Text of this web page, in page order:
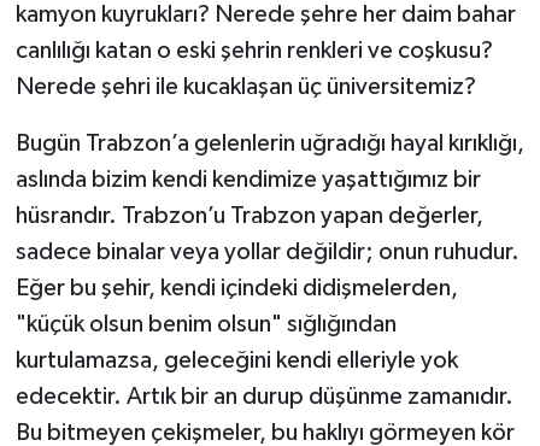
kamyon kuyrukları? Nerede şehre her daim bahar
canlılığı katan o eski şehrin renkleri ve coşkusu?
Nerede şehri ile kucaklaşan üç üniversitemiz?
Bugün Trabzon’a gelenlerin uğradığı hayal kırıklığı,
aslında bizim kendi kendimize yaşattığımız bir
hüsrandır. Trabzon’u Trabzon yapan değerler,
sadece binalar veya yollar değildir; onun ruhudur.
Eğer bu şehir, kendi içindeki didişmelerden,
"küçük olsun benim olsun" sığlığından
kurtulamazsa, geleceğini kendi elleriyle yok
edecektir. Artık bir an durup düşünme zamanıdır.
Bu bitmeyen çekişmeler, bu haklıyı görmeyen kör